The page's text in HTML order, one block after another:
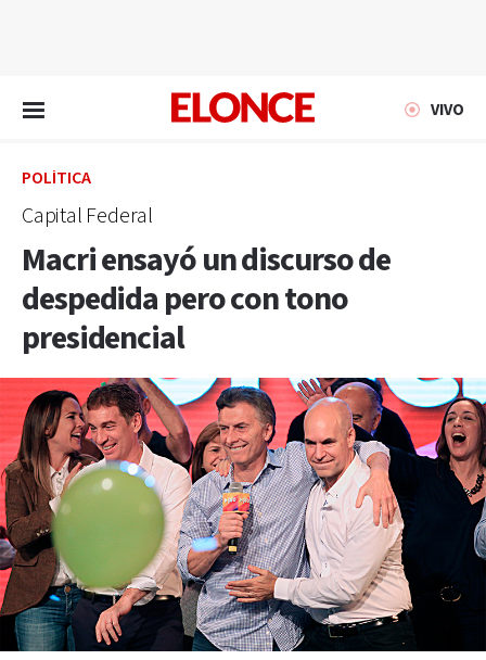
VIVO
POLÍTICA
Capital Federal
Macri ensayó un discurso de
despedida pero con tono
presidencial